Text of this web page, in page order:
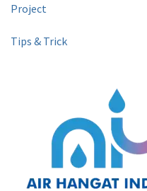
Project
Tips & Trick